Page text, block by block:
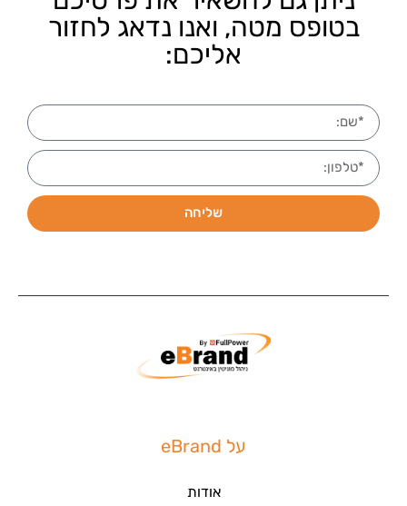
בטופס מטה, ואנו נדאג לחזור
אליכם:
שליחה
על eBrand
אודות